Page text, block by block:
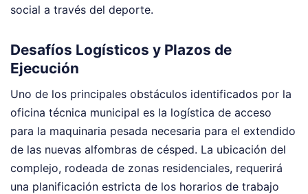
social a través del deporte.
Desafíos Logísticos y Plazos de
Ejecución
Uno de los principales obstáculos identificados por la
oficina técnica municipal es la logística de acceso
para la maquinaria pesada necesaria para el extendido
de las nuevas alfombras de césped. La ubicación del
complejo, rodeada de zonas residenciales, requerirá
una planificación estricta de los horarios de trabajo